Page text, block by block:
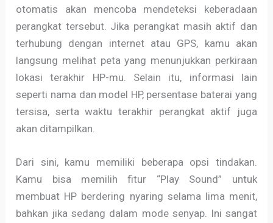
otomatis akan mencoba mendeteksi keberadaan
perangkat tersebut. Jika perangkat masih aktif dan
terhubung dengan internet atau GPS, kamu akan
langsung melihat peta yang menunjukkan perkiraan
lokasi terakhir HP-mu. Selain itu, informasi lain
seperti nama dan model HP, persentase baterai yang
tersisa, serta waktu terakhir perangkat aktif juga
akan ditampilkan.
Dari sini, kamu memiliki beberapa opsi tindakan.
Kamu bisa memilih fitur “Play Sound” untuk
membuat HP berdering nyaring selama lima menit,
bahkan jika sedang dalam mode senyap. Ini sangat